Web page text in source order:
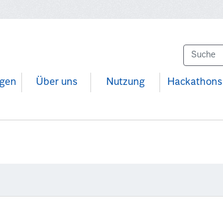
Über uns Nutzung Hackathons